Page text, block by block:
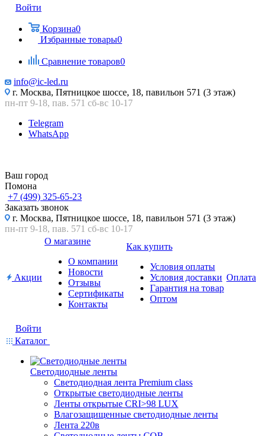
Войти
Корзина0
Избранные товары0
Сравнение товаров0
info@ic-led.ru
г. Москва, Пятницкое шоссе, 18, павильон 571 (3 этаж)
пн-пт 9-18, пав. 571 сб-вс 10-17
Telegram
WhatsApp
Ваш город
Помона
+7 (499) 325-65-23
Заказать звонок
г. Москва, Пятницкое шоссе, 18, павильон 571 (3 этаж)
пн-пт 9-18, пав. 571 сб-вс 10-17
Акции
О магазине
О компании
Новости
Отзывы
Сертификаты
Контакты
Как купить
Условия оплаты
Условия доставки
Гарантия на товар
Оптом
Оплата
Войти
Каталог
Светодиодные ленты
Светодиодная лента Premium class
Открытые светодиодные ленты
Ленты открытые CRI>98 LUX
Влагозащищенные светодиодные ленты
Лента 220в